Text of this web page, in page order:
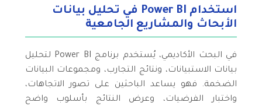
استخدام Power BI في تحليل بيانات
الأبحاث والمشاريع الجامعية
في البحث الأكاديمي، يُستخدم برنامج Power BI لتحليل
بيانات الاستبيانات، ونتائج التجارب، ومجموعات البيانات
الضخمة. فهو يساعد الباحثين على تصور الاتجاهات،
واختبار الفرضيات، وعرض النتائج بأسلوب واضح